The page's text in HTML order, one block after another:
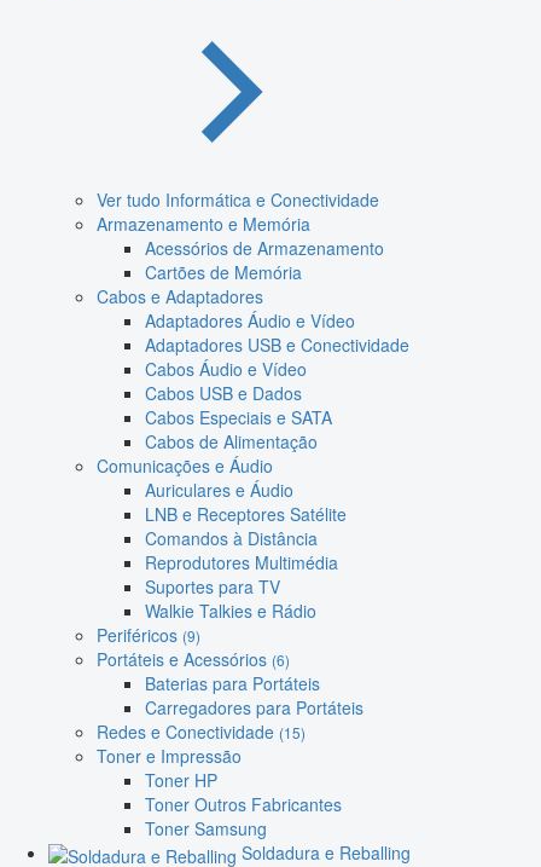
Ver tudo Informática e Conectividade
Armazenamento e Memória
Acessórios de Armazenamento
Cartões de Memória
Cabos e Adaptadores
Adaptadores Áudio e Vídeo
Adaptadores USB e Conectividade
Cabos Áudio e Vídeo
Cabos USB e Dados
Cabos Especiais e SATA
Cabos de Alimentação
Comunicações e Áudio
Auriculares e Áudio
LNB e Receptores Satélite
Comandos à Distância
Reprodutores Multimédia
Suportes para TV
Walkie Talkies e Rádio
Periféricos (9)
Portáteis e Acessórios (6)
Baterias para Portáteis
Carregadores para Portáteis
Redes e Conectividade (15)
Toner e Impressão
Toner HP
Toner Outros Fabricantes
Toner Samsung
Soldadura e Reballing